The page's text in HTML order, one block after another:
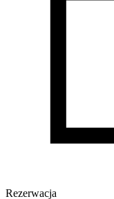
Rezerwacja